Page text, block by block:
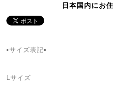
日本国内にお
▪️サイズ表記▪
Lサイズ